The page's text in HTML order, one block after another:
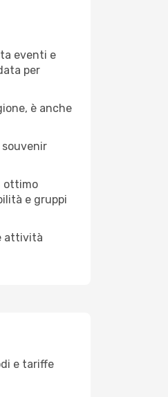
eventi e
per
è anche
ottimo
e gruppi
attività
e tariffe